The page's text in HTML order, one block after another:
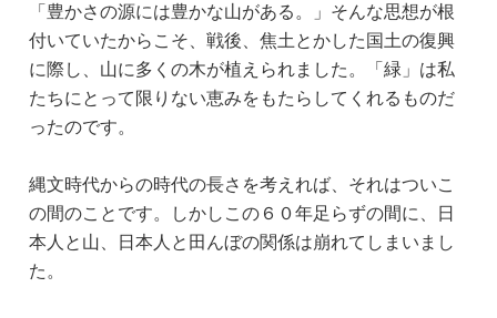
「豊かさの源には豊かな山がある。」そんな思想が根
付いていたからこそ、戦後、焦土とかした国土の復興
に際し、山に多くの木が植えられました。「緑」は私
たちにとって限りない恵みをもたらしてくれるものだ
ったのです。
縄文時代からの時代の長さを考えれば、それはついこ
の間のことです。しかしこの６０年足らずの間に、日
本人と山、日本人と田んぼの関係は崩れてしまいまし
た。